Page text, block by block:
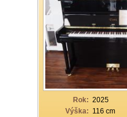
Rok: 2025
Výška: 116 cm